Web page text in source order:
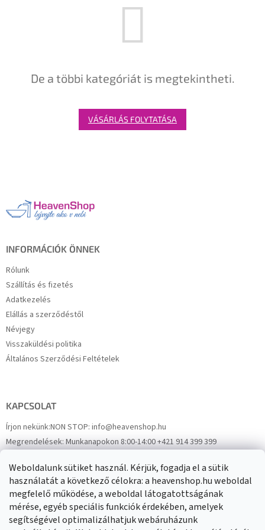
Weboldalunk sütiket használ. Kérjük, fogadja el a sütik
használatát a következő célokra: a heavenshop.hu weboldal
megfelelő működése, a weboldal látogatottságának
mérése, egyéb speciális funkciók érdekében, amelyek
segítségével optimalizálhatjuk webáruházunk
De a többi kategóriát is megtekintheti.
VÁSÁRLÁS FOLYTATÁSA
INFORMÁCIÓK ÖNNEK
Rólunk
Szállítás és fizetés
Adatkezelés
Elállás a szerződéstől
Névjegy
Visszaküldési politika
Általános Szerződési Feltételek
KAPCSOLAT
Írjon nekünk:NON STOP: info@heavenshop.hu
Megrendelések:Munkanapokon 8:00-14:00 +421 914 399 399
FacebookHeavenShop.sk
Eredményeink